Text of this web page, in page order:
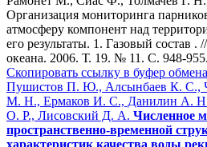
Организация мониторинга
атмосферу компонент над
его результаты. 1. Газовый состав
океана. 2006. Т. 19. № 11. С. 948-955.
Скопировать ссылку в буфер обмена
Пушистов П. Ю., Алсынбаев К. С.,
М. Н., Ермаков И. С., Данилин А.
О. Р., Лисовский Д. А. Численное
пространственно-временной
характеристик качества воды